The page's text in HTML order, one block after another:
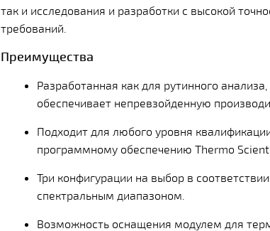
так и исследования и разработки с высокой
требований.
Преимущества
Разработанная как для рутинного
обеспечивает непревзойденную
Подходит для любого уровня
программному обеспечению Thermo
Три конфигурации на выбор в
спектральным диапазоном.
Возможность оснащения модулем для